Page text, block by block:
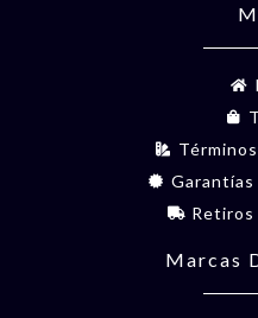
Retiros
Marcas